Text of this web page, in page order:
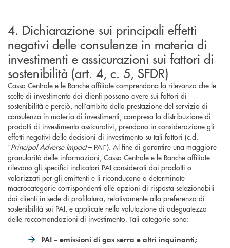
4. Dichiarazione sui principali effetti
negativi delle consulenze in materia di
investimenti e assicurazioni sui fattori di
sostenibilità (art. 4, c. 5, SFDR)
Cassa Centrale e le Banche affiliate comprendono la rilevanza che le
scelte di investimento dei clienti possono avere sui fattori di
sostenibilità e perciò, nell’ambito della prestazione del servizio di
consulenza in materia di investimenti, compresa la distribuzione di
prodotti di investimento assicurativi, prendono in considerazione gli
effetti negativi delle decisioni di investimento su tali fattori (c.d.
“Principal Adverse Impact– PAI”). Al fine di garantire una maggiore
granularità delle informazioni, Cassa Centrale e le Banche affiliate
rilevano gli specifici indicatori PAI considerati dai prodotti o
valorizzati per gli emittenti e li riconducono a determinate
macrocategorie corrispondenti alle opzioni di risposta selezionabili
dai clienti in sede di profilatura, relativamente alla preferenza di
sostenibilità sui PAI, e applicate nella valutazione di adeguatezza
delle raccomandazioni di investimento. Tali categorie sono:
PAI – emissioni di gas serra e altri inquinanti;